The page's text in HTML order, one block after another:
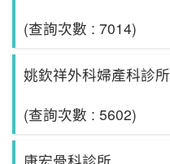
(查詢次數 : 7014)
姚欽祥外科婦產科診所
(查詢次數 : 5602)